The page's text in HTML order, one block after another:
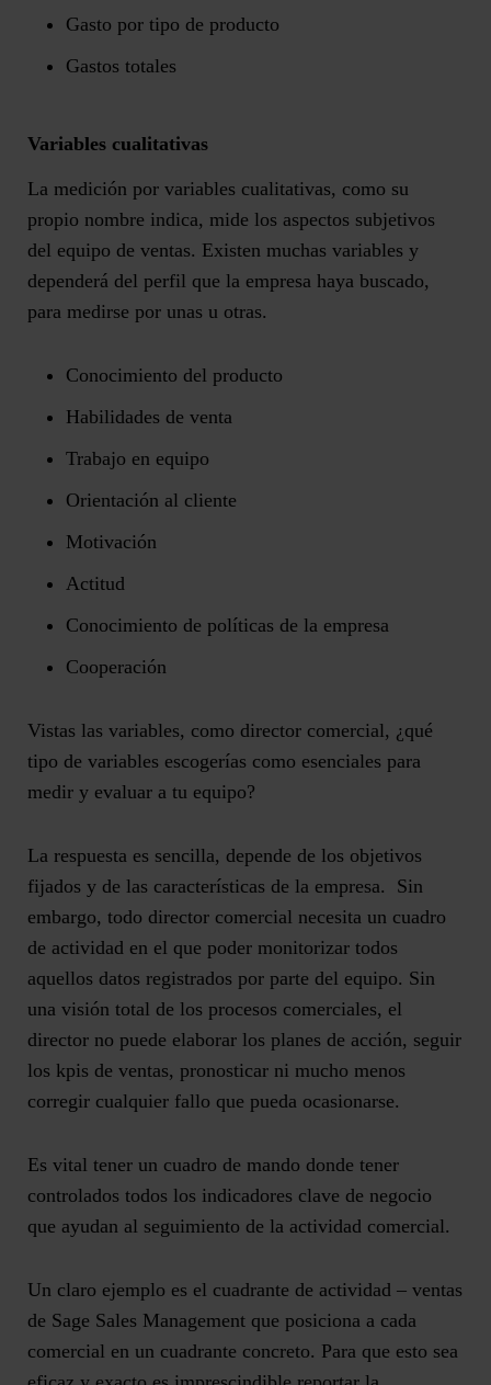
Gasto por tipo de producto
Gastos totales
Variables cualitativas
La medición por variables cualitativas, como su
propio nombre indica, mide los aspectos subjetivos
del equipo de ventas. Existen muchas variables y
dependerá del perfil que la empresa haya buscado,
para medirse por unas u otras.
Conocimiento del producto
Habilidades de venta
Trabajo en equipo
Orientación al cliente
Motivación
Actitud
Conocimiento de políticas de la empresa
Cooperación
Vistas las variables, como director comercial, ¿qué
tipo de variables escogerías como esenciales para
medir y evaluar a tu equipo?
La respuesta es sencilla, depende de los objetivos
fijados y de las características de la empresa. Sin
embargo, todo director comercial necesita un cuadro
de actividad en el que poder monitorizar todos
aquellos datos registrados por parte del equipo. Sin
una visión total de los procesos comerciales, el
director no puede elaborar los planes de acción, seguir
los kpis de ventas, pronosticar ni mucho menos
corregir cualquier fallo que pueda ocasionarse.
Es vital tener un cuadro de mando donde tener
controlados todos los indicadores clave de negocio
que ayudan al seguimiento de la actividad comercial.
Un claro ejemplo es el cuadrante de actividad – ventas
de Sage Sales Management que posiciona a cada
comercial en un cuadrante concreto. Para que esto sea